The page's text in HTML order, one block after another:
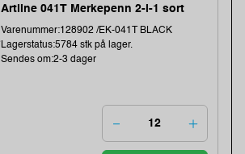
Artline 041T Merkepenn 2-i-1 sort
Varenummer:128902 /EK-041T BLACK
Lagerstatus:5784 stk på lager.
Sendes om:2-3 dager